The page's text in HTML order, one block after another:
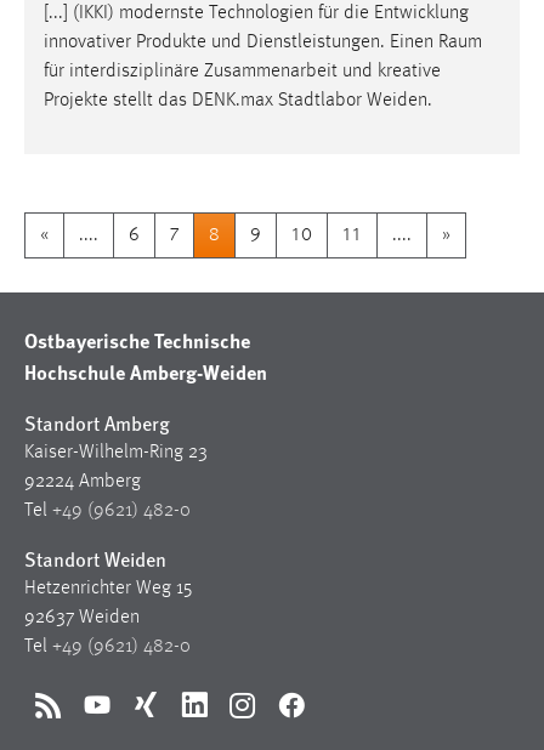
[...] (IKKI) modernste Technologien für die Entwicklung
innovativer Produkte und Dienstleistungen. Einen Raum
für interdisziplinäre Zusammenarbeit und kreative
Projekte stellt das DENK.max Stadtlabor Weiden.
« .... 6 7 8 9 10 11 .... »
Ostbayerische Technische
Hochschule Amberg-Weiden
Standort Amberg
Kaiser-Wilhelm-Ring 23
92224 Amberg
Tel +49 (9621) 482-0
Standort Weiden
Hetzenrichter Weg 15
92637 Weiden
Tel +49 (9621) 482-0
RSS YouTubeXing LinkedInInstagramFacebook